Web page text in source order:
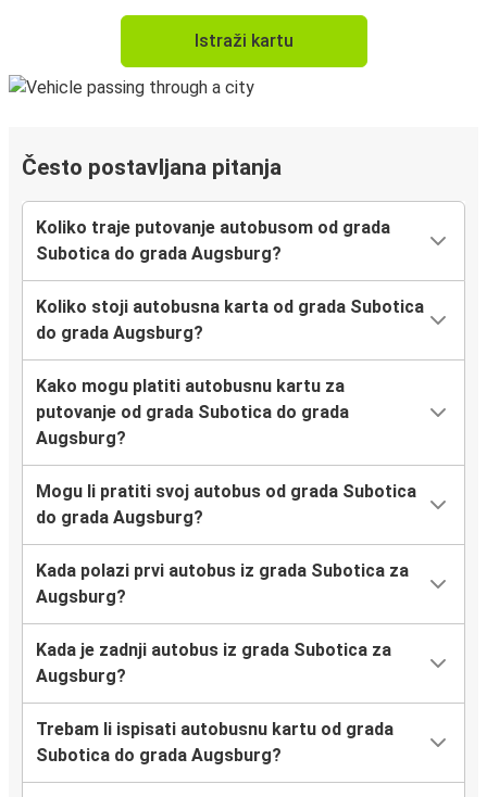
Istraži kartu
Često postavljana pitanja
Koliko traje putovanje autobusom od grada
Subotica do grada Augsburg?
Koliko stoji autobusna karta od grada Subotica
do grada Augsburg?
Kako mogu platiti autobusnu kartu za
putovanje od grada Subotica do grada
Augsburg?
Mogu li pratiti svoj autobus od grada Subotica
do grada Augsburg?
Kada polazi prvi autobus iz grada Subotica za
Augsburg?
Kada je zadnji autobus iz grada Subotica za
Augsburg?
Trebam li ispisati autobusnu kartu od grada
Subotica do grada Augsburg?